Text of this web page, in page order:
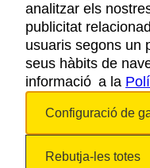
analitzar els
publicitat
usuaris segons un
seus hàbits de
informació a la
Configuració de
Rebutja-les totes